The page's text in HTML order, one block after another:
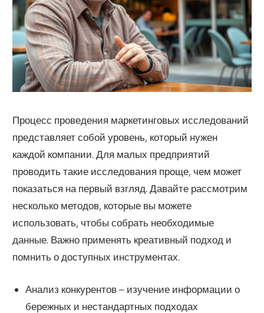
Процесс проведения маркетинговых исследований
представляет собой уровень, который нужен
каждой компании. Для малых предприятий
проводить такие исследования проще, чем может
показаться на первый взгляд. Давайте рассмотрим
несколько методов, которые вы можете
использовать, чтобы собрать необходимые
данные. Важно применять креативный подход и
помнить о доступных инструментах.
Анализ конкурентов – изучение информации о
бережных и нестандартных подходах